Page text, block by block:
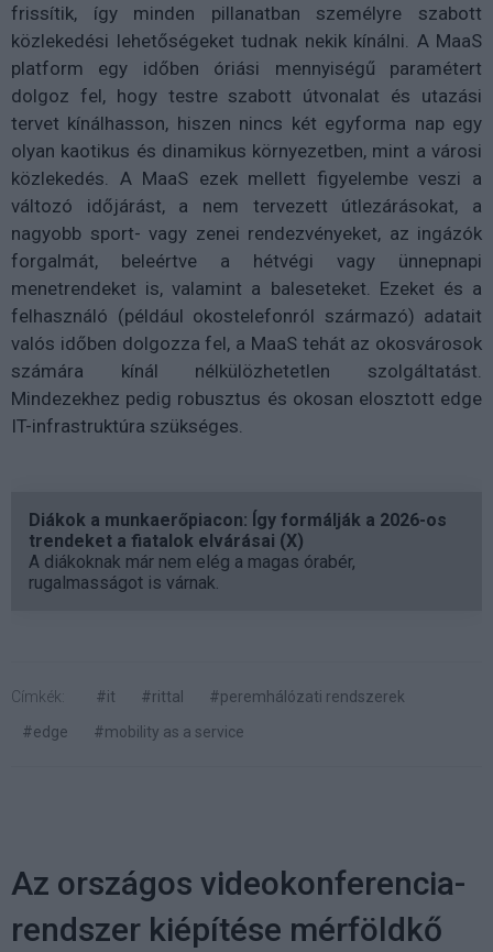
frissítik, így minden pillanatban személyre szabott
közlekedési lehetőségeket tudnak nekik kínálni. A MaaS
platform egy időben óriási mennyiségű paramétert
dolgoz fel, hogy testre szabott útvonalat és utazási
tervet kínálhasson, hiszen nincs két egyforma nap egy
olyan kaotikus és dinamikus környezetben, mint a városi
közlekedés. A MaaS ezek mellett figyelembe veszi a
változó időjárást, a nem tervezett útlezárásokat, a
nagyobb sport- vagy zenei rendezvényeket, az ingázók
forgalmát, beleértve a hétvégi vagy ünnepnapi
menetrendeket is, valamint a baleseteket. Ezeket és a
felhasználó (például okostelefonról származó) adatait
valós időben dolgozza fel, a MaaS tehát az okosvárosok
számára kínál nélkülözhetetlen szolgáltatást.
Mindezekhez pedig robusztus és okosan elosztott edge
IT-infrastruktúra szükséges.
Diákok a munkaerőpiacon: Így formálják a 2026-os
trendeket a fiatalok elvárásai (X)
A diákoknak már nem elég a magas órabér,
rugalmasságot is várnak.
Címkék: #it #rittal
#peremhálózati rendszerek
#edge
#mobility as a service
Az országos videokonferencia-
rendszer kiépítése mérföldkő